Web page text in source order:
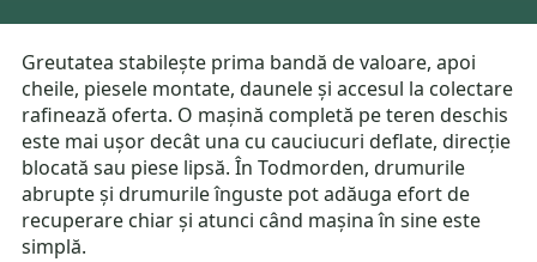
Greutatea stabilește prima bandă de valoare, apoi
cheile, piesele montate, daunele și accesul la colectare
rafinează oferta. O mașină completă pe teren deschis
este mai ușor decât una cu cauciucuri deflate, direcție
blocată sau piese lipsă. În Todmorden, drumurile
abrupte și drumurile înguste pot adăuga efort de
recuperare chiar și atunci când mașina în sine este
simplă.